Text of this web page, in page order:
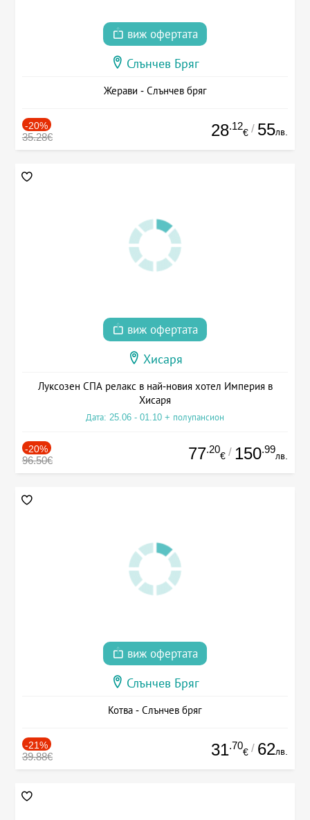
виж офертата
Слънчев Бряг
Жерави - Слънчев бряг
-20%
35.28€ 28.12
€ / 55лв.
виж офертата
Хисаря
Луксозен СПА релакс в най-новия хотел Империя в
Хисаря
Дата: 25.06 - 01.10 + полупансион
-20%
96.50€ 77.20
€ / 150.99
лв.
виж офертата
Слънчев Бряг
Котва - Слънчев бряг
-21%
39.88€ 31.70
€ / 62лв.